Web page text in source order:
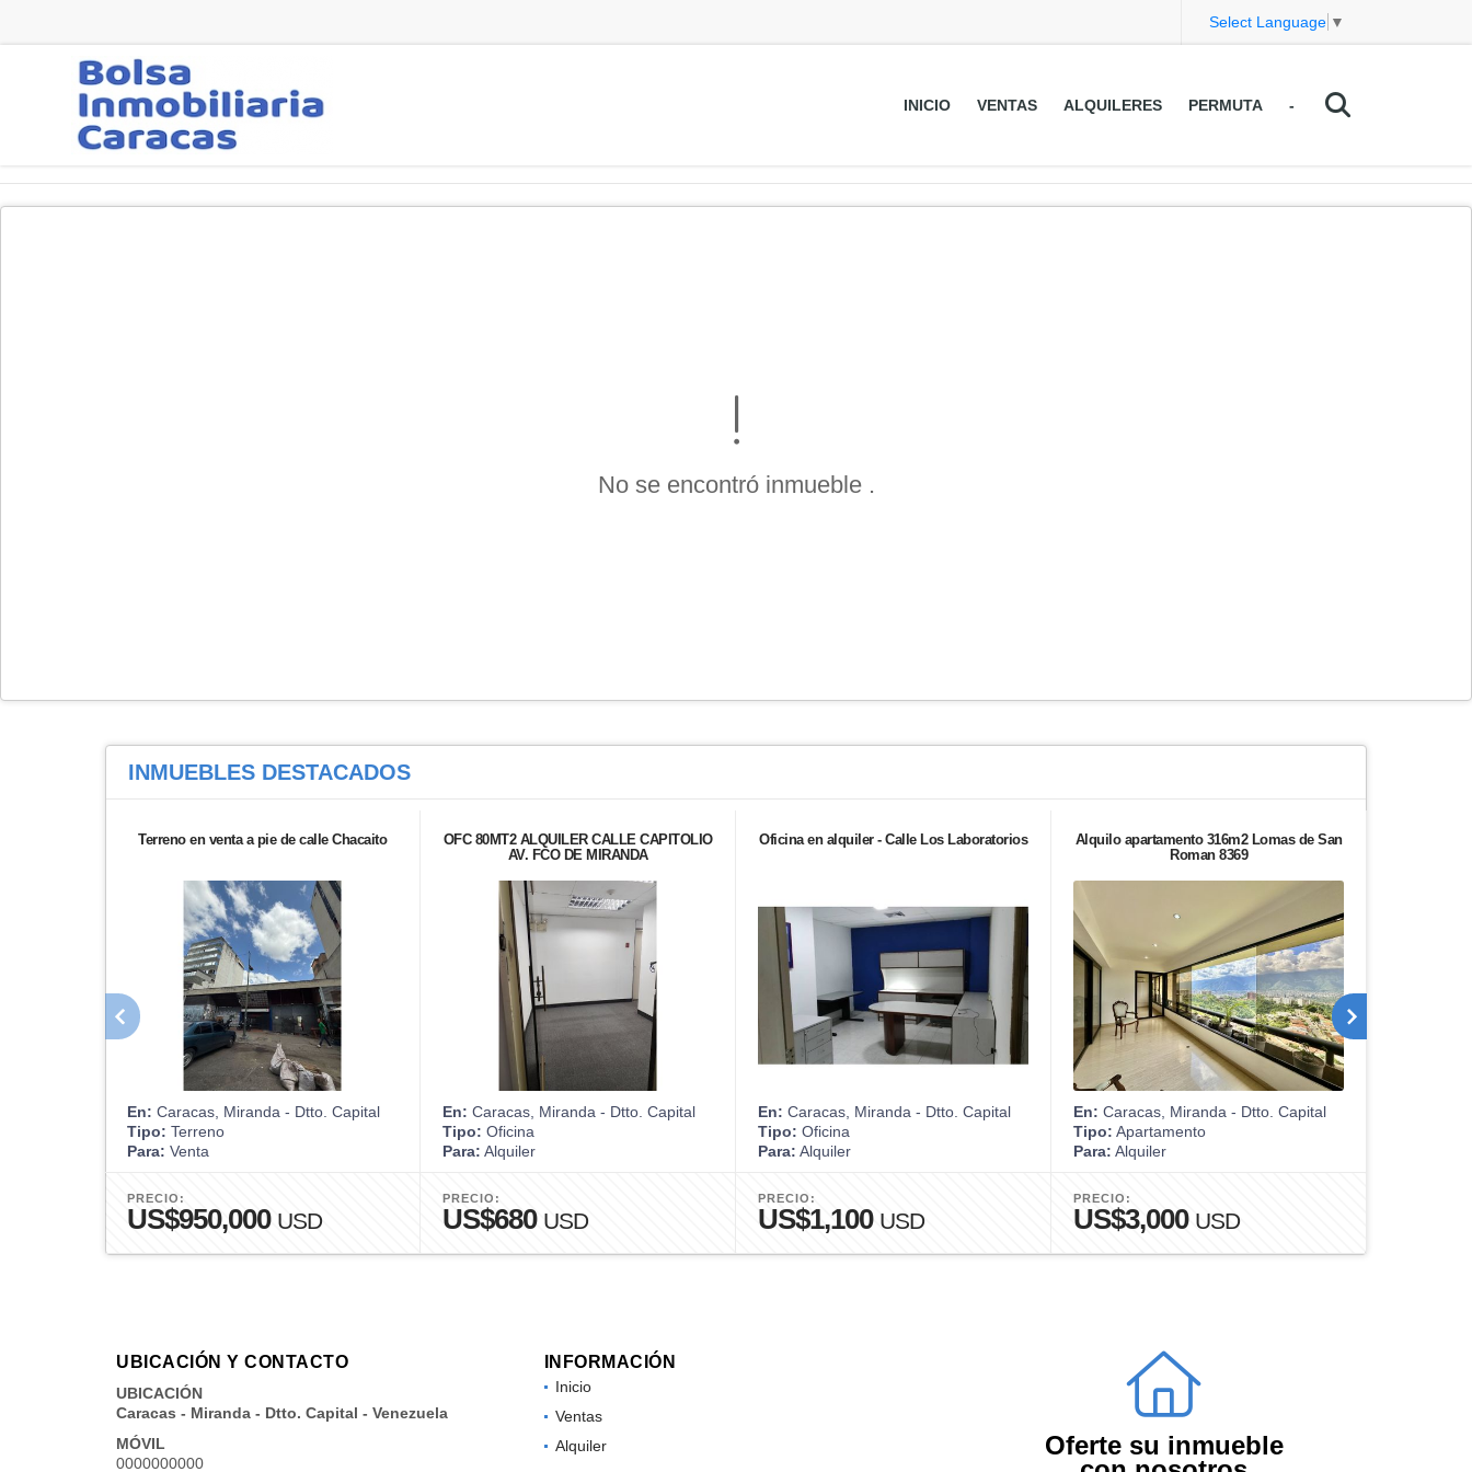
Select Language ▼
INICIO VENTAS ALQUILERES PERMUTA -
No se encontró inmueble .
INMUEBLES DESTACADOS
Terreno en venta a pie de calle Chacaito
En: Caracas, Miranda - Dtto. Capital
Tipo: Terreno
Para: Venta
PRECIO:
US$950,000 USD
OFC 80MT2 ALQUILER CALLE CAPITOLIO
AV. FCO DE MIRANDA
En: Caracas, Miranda - Dtto. Capital
Tipo: Oficina
Para: Alquiler
PRECIO:
US$680 USD
Oficina en alquiler - Calle Los Laboratorios
En: Caracas, Miranda - Dtto. Capital
Tipo: Oficina
Para: Alquiler
PRECIO:
US$1,100 USD
Alquilo apartamento 316m2 Lomas de San
Roman 8369
En: Caracas, Miranda - Dtto. Capital
Tipo: Apartamento
Para: Alquiler
PRECIO:
US$3,000 USD
UBICACIÓN Y CONTACTO
UBICACIÓN
Caracas - Miranda - Dtto. Capital - Venezuela
MÓVIL
0000000000
INFORMACIÓN
Inicio
Ventas
Alquiler
Oferte su inmueble